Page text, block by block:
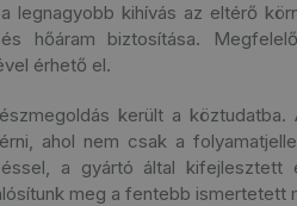
legnagyobb kihívás az eltérő
hőáram biztosítása.
érhető el.
került a
ahol nem csak a
a gyártó által
meg a fentebb ismertetett